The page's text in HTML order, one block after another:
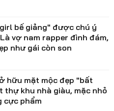
bế giảng" được chú ý
vợ nam rapper đình đám,
như gái còn son
hữu mặt mộc đẹp "bất
thự khu nhà giàu, mặc nhỏ
cực phẩm